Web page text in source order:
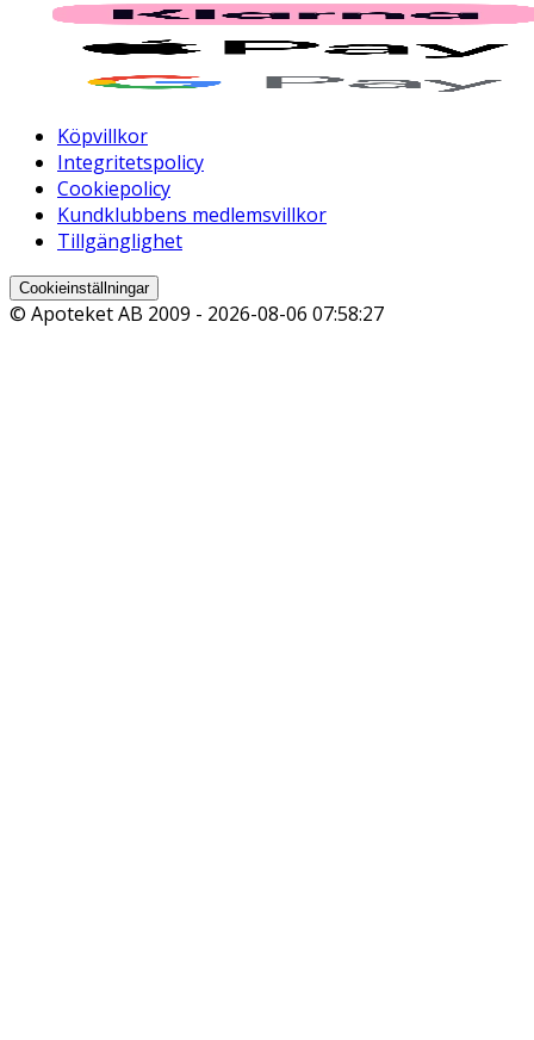
Köpvillkor
Integritetspolicy
Cookiepolicy
Kundklubbens medlemsvillkor
Tillgänglighet
Cookieinställningar
© Apoteket AB 2009 - 2026-08-06 07:58:27